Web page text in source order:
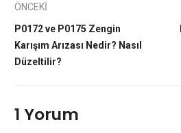
ÖNCEKİ
P0172 ve P0175 Zengin
Karışım Arızası Nedir? Nasıl
Düzeltilir?
1 Yorum